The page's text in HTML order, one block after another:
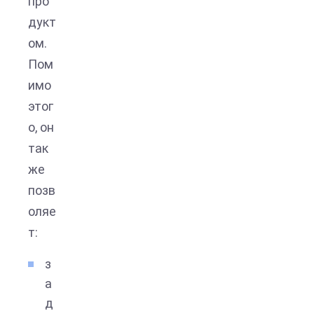
дукт
ом.
Пом
имо
этог
о, он
так
же
позв
оляе
т:
з
а
д